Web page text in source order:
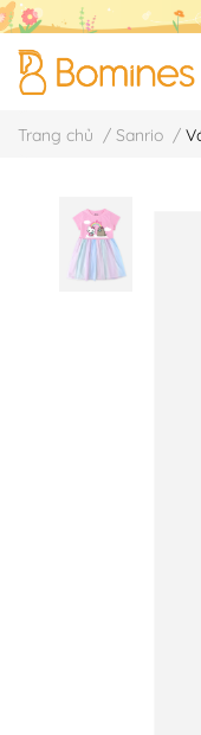
Trang chủ / Sanrio /